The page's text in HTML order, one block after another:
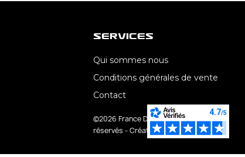
Services
Qui sommes nous
Conditions générales de vente
Contact
©2026 France Direct Lub - Tous droits
réservés - Création AroConseil